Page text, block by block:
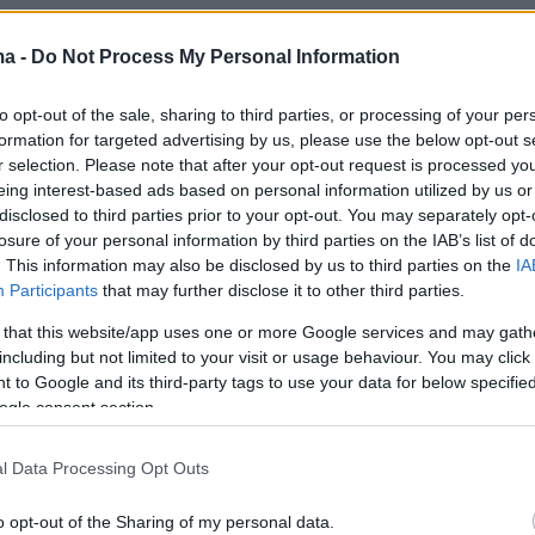
- Do Not Process My Personal Information
opt-out of the sale, sharing to third parties, or processing of your
for targeted advertising by us, please use the below opt-out
selection. Please note that after your opt-out request is processed
interest-based ads based on personal information utilized by us
to third parties prior to your opt-out. You may separately
of your personal information by third parties on the IAB’s list of
This information may also be disclosed by us to third parties on the
Participants that may further disclose it to other third parties.
that this website/app uses one or more Google services and may
but not limited to your visit or usage behaviour. You may
to Google and its third-party tags to use your data for below
consent section.
Data Processing Opt Outs
opt-out of the Sharing of my personal data.
protothema.gr στο Google Newsκαι μάθετε πρώτοι
Ειδήσειςαπό την Ελλάδα και τον Κόσμο, τη
στο Protothema.gr
ΕιδήσειςΔημοφιλή
Η απίθανη
δίδαξε υψηλή
μετά τον
Superferry που βρέθηκε νεκρός
πριν 16 λεπτά